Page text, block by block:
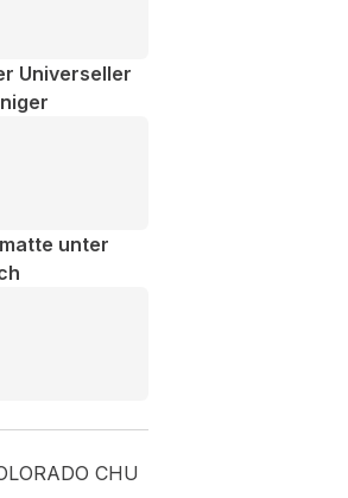
Universeller
unter
CHU